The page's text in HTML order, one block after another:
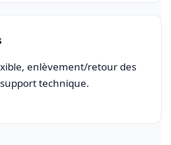
enlèvement/retour des
technique.